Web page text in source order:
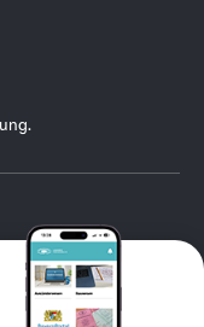
unbedingt frei, wenn
Die KFZ-Hotline